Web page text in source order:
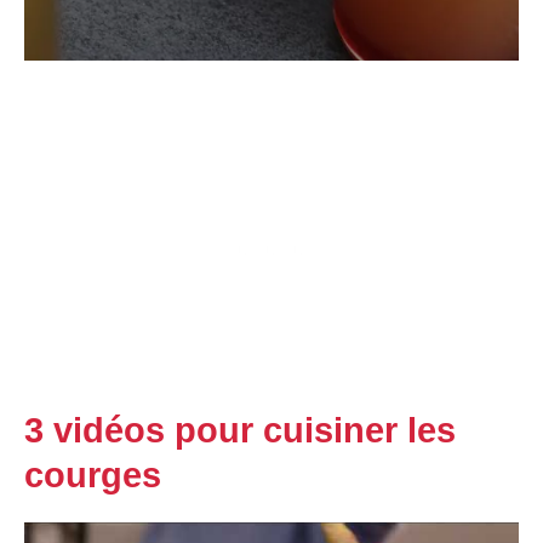
3 vidéos pour cuisiner les
courges